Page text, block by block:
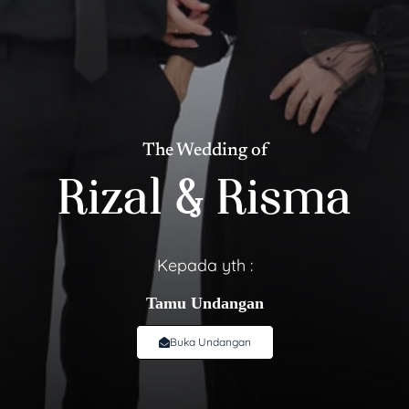
The Wedding of
Rizal & Risma
Kepada yth :
Tamu Undangan
Buka Undangan